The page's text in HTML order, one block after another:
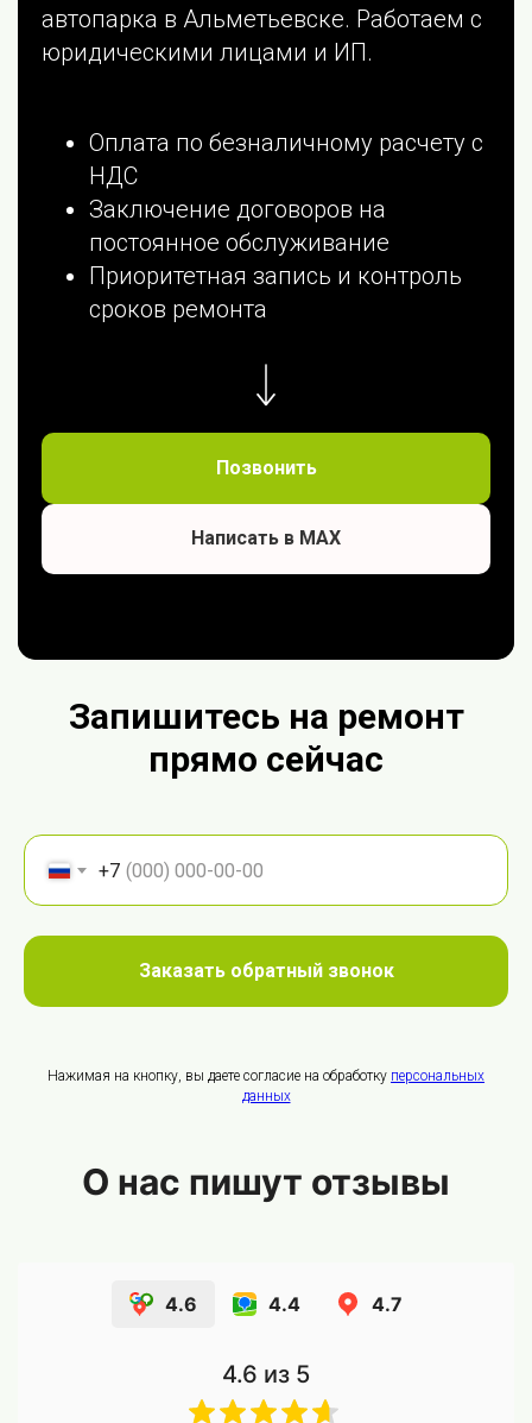
автопарка в Альметьевске. Работаем с
юридическими лицами и ИП.
Оплата по безналичному расчету с
НДС
Заключение договоров на
постоянное обслуживание
Приоритетная запись и контроль
сроков ремонта
Позвонить
Написать в МАХ
Запишитесь на ремонт
прямо сейчас
+7
Заказать обратный звонок
Нажимая на кнопку, вы даете согласие на обработку персональных
данных
О нас пишут отзывы
4.6 4.4 4.7
4.6 из 5